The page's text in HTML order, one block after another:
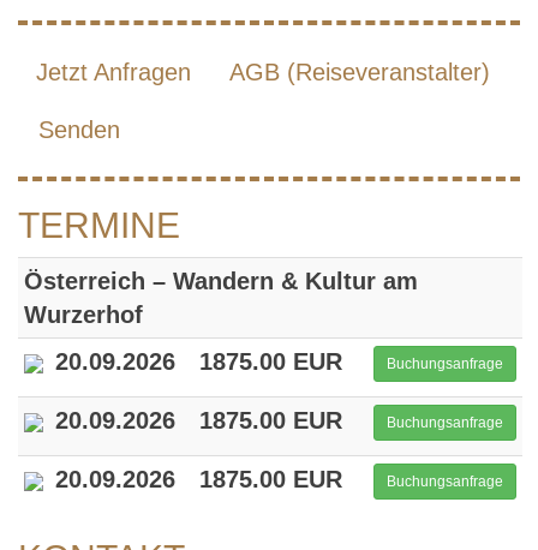
Jetzt Anfragen AGB (Reiseveranstalter)
Senden
TERMINE
Österreich – Wandern & Kultur am
Wurzerhof
20.09.2026
1875.00 EUR Buchungsanfrage
20.09.2026 1875.00 EUR Buchungsanfrage
20.09.2026 1875.00 EUR Buchungsanfrage